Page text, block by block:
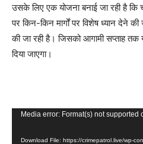
उसके लिए एक योजना बनाई जा रही है कि
पर किन-किन मार्गों पर विशेष ध्यान देने
की जा रही है। जिसको आगामी सप्ताह
दिया जाएगा।
Media error: Format(s) not supported
Download File: https://crimepatrol.live/wp-